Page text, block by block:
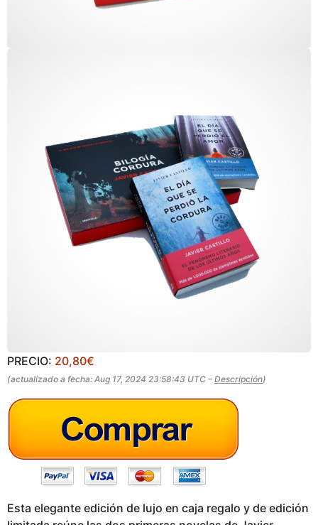
PRECIO: 20,80€
(actualizado a fecha: Aug 17, 2024 23:58:43 UTC – Descripción)
Esta elegante edición de lujo en caja regalo y de edición